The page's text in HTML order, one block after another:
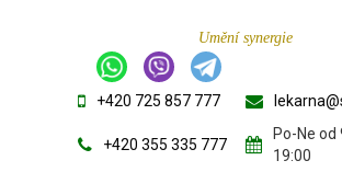
Umění synergie
+420 725 857 777
+420 355 335 777
Po-Ne od
19:00